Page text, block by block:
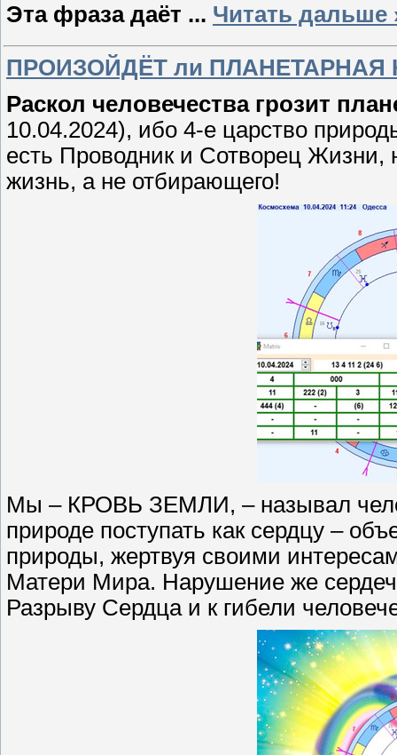
Эта фраза даёт ... Читать дальше
ПРОИЗОЙДЁТ ли ПЛАНЕТАРНАЯ
Раскол человечества грозит
10.04.2024), ибо 4-е царство
есть Проводник и Сотворец Жизни,
жизнь, а не отбирающего!
Мы – КРОВЬ ЗЕМЛИ, – называл
природе поступать как сердцу –
природы, жертвуя своими
Матери Мира. Нарушение же
Разрыву Сердца и к гибели